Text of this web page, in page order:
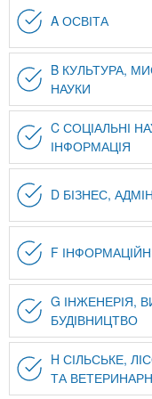
A ОСВІТА
B КУЛЬТУРА,
НАУКИ
C СОЦІАЛЬНІ
ІНФОРМАЦІЯ
D БІЗНЕС,
F
G ІНЖЕНЕРІЯ,
БУДІВНИЦТВО
H СІЛЬСЬКЕ,
ТА